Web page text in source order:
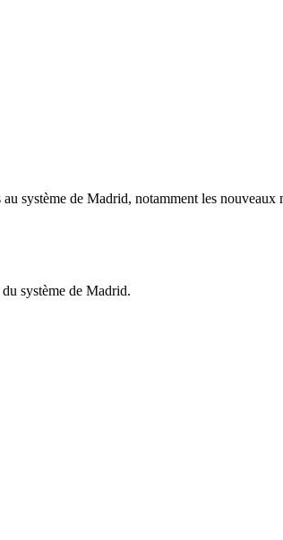
système de Madrid, notamment les nouveaux
système de Madrid.